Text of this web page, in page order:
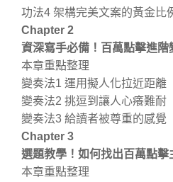
功法4 架構完美文案的黃金比
Chapter 2
資深寫手必備！百萬點擊進階
本章重點整理
變奏法1 運用擬人化拉近距離
變奏法2 挑逗到讓人心癢難耐
變奏法3 給讀者被尊重的感覺
Chapter 3
選題教學！如何找出百萬點擊
本章重點整理